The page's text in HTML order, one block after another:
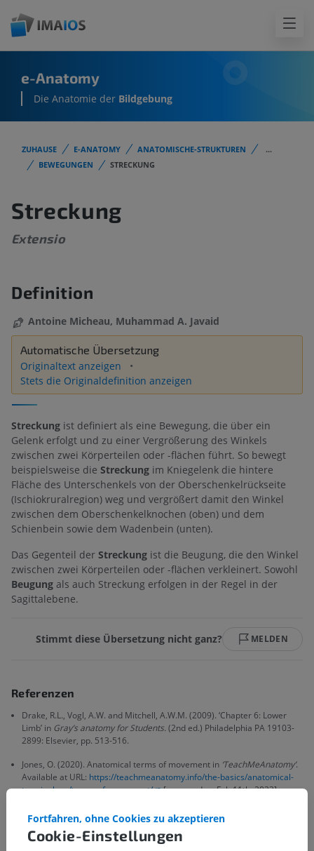
e-Anatomy
Die Anatomie der Bildgebung
ZUHAUSE E-ANATOMY ANATOMISCHE-STRUKTUREN
...
BEWEGUNGEN
STRECKUNG
Streckung
Extensio
Definition
Antoine Micheau, Muhammad A. Javaid
Automatische Übersetzung
Originaltext anzeigen
Stets die Originaldefinition anzeigen
Streckung ist definiert als eine Bewegung, die über ein
Gelenk erfolgt und zu einer Vergrößerung des Winkels
zwischen zwei Körperteilen oder -flächen führt. So bewegt
beispielsweise die Streckung im Kniegelenk die hintere
Fläche des Unterschenkels von der Oberschenkelrückseite
(Ischiokruralregion) weg und vergrößert damit den Winkel
zwischen dem Oberschenkelknochen (oben) und dem
Schienbein sowie dem Wadenbein (unten).
Das Gegenteil der Streckung ist die Beugung, die den Winkel
zwischen zwei Körperteilen oder -flächen verkleinert. Sowohl
Beugung als auch Streckung erfolgen in der Regel in der
Sagittalebene.
Stimmt diese Übersetzung nicht ganz? MELDEN
Referenzen
Drake, R.L., Vogl, A.W. and Mitchell, A.W.M. (2009). ‘Chapter 6: Lower
Limb’ in Gray’s anatomy for Students.(2nd ed.) Philadelphia PA 19103-
2899: Elsevier, pp. 513-516.
Jones, O. (2020). Anatomical terms of movement in ‘TeachMeAnatomy’.
Available at URL: https://teachmeanatomy.info/the-basics/anatomical-
terminology/terms-of-movement/
[accessed on Feb 11th, 2023]
Cookie-Einstellungen
Fortfahren, ohne Cookies zu akzeptieren